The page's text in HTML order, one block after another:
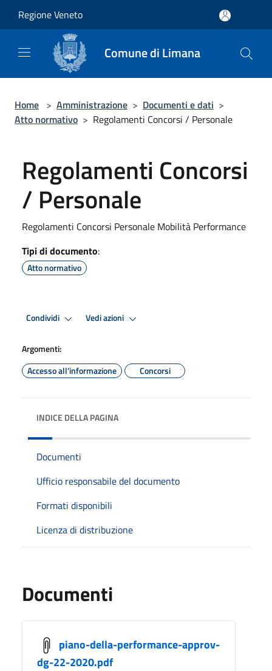
Regione Veneto
Comune di Limana
Home > Amministrazione > Documenti e dati >
Atto normativo > Regolamenti Concorsi / Personale
Regolamenti Concorsi
/ Personale
Regolamenti Concorsi Personale Mobilità Performance
Tipi di documento:
Atto normativo
Condividi Vedi azioni
Argomenti:
Accesso all'informazione
Concorsi
INDICE DELLA PAGINA
Documenti
Ufficio responsabile del documento
Formati disponibili
Licenza di distribuzione
Documenti
piano-della-performance-approv-
dg-22-2020.pdf